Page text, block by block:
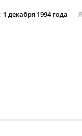
1 декабря 1994 года